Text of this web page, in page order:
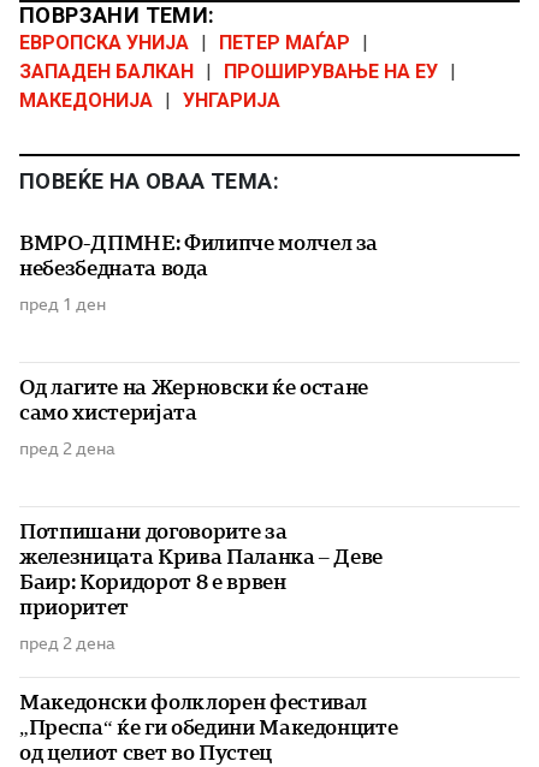
ПОВРЗАНИ ТЕМИ:
ЕВРОПСКА УНИЈА ПЕТЕР МАЃАР
ЗАПАДЕН БАЛКАН
ПРОШИРУВАЊЕ НА ЕУ
МАКЕДОНИЈА
УНГАРИЈА
ПОВЕЌЕ НА ОВАА ТЕМА:
ВМРО-ДПМНЕ: Филипче молчел за
небезбедната вода
пред 1 ден
Од лагите на Жерновски ќе остане
само хистеријата
пред 2 дена
Потпишани договорите за
железницата Крива Паланка – Деве
Баир: Коридорот 8 е врвен
приоритет
пред 2 дена
Македонски фолклорен фестивал
„Преспа“ ќе ги обедини Македонците
од целиот свет во Пустец